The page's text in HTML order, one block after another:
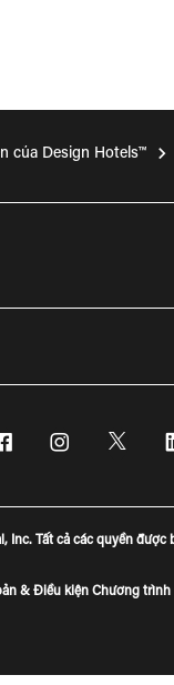
của Design Hotels™
Facebook
Mở cửa sổ mới
Instagram
Mở cửa sổ mới
Mở
Inc. Tất cả các quyền
& Điều kiện Chương trình